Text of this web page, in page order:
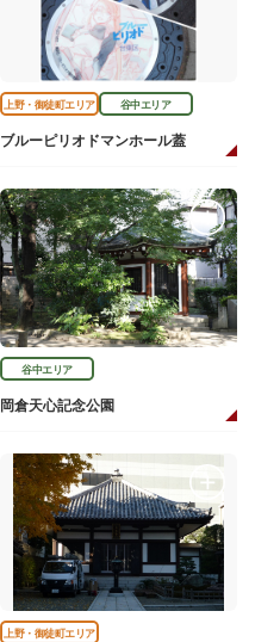
上野・御徒町エリア 谷中エリア
ブルーピリオドマンホール蓋
谷中エリア
岡倉天心記念公園
上野・御徒町エリア